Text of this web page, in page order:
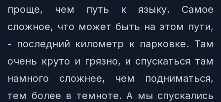
проще, чем путь к языку. Самое
сложное, что может быть на этом пути,
- последний километр к парковке. Там
очень круто и грязно, и спускаться там
намного сложнее, чем подниматься,
тем более в темноте. А мы спускались